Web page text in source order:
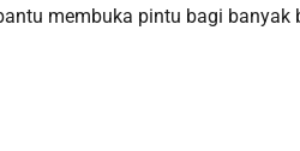
membuka pintu bagi banyak